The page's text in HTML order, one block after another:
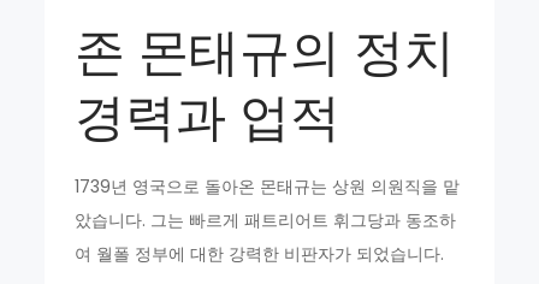
존 몬태규의 정치
경력과 업적
1739년 영국으로 돌아온 몬태규는 상원 의원직을 맡
았습니다. 그는 빠르게 패트리어트 휘그당과 동조하
여 월폴 정부에 대한 강력한 비판자가 되었습니다.